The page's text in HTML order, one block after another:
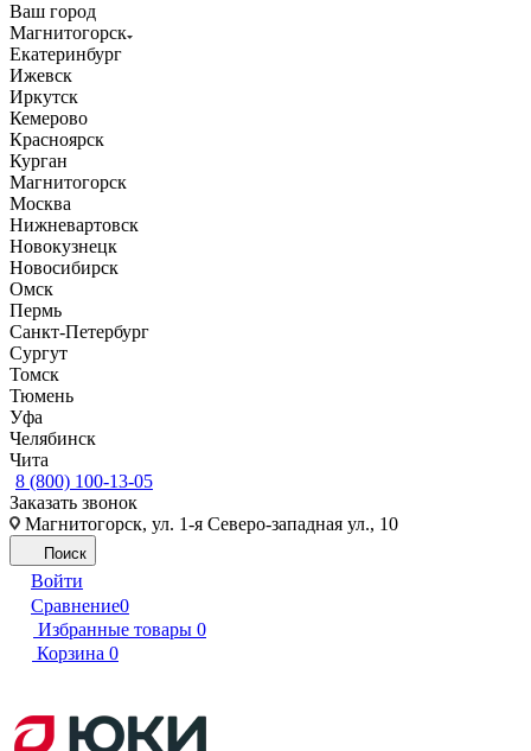
Ваш город
Магнитогорск
Екатеринбург
Ижевск
Иркутск
Кемерово
Красноярск
Курган
Магнитогорск
Москва
Нижневартовск
Новокузнецк
Новосибирск
Омск
Пермь
Санкт-Петербург
Сургут
Томск
Тюмень
Уфа
Челябинск
Чита
8 (800) 100-13-05
Заказать звонок
Магнитогорск, ул. 1-я Северо-западная ул., 10
Поиск
Войти
Сравнение0
Избранные товары 0
Корзина 0